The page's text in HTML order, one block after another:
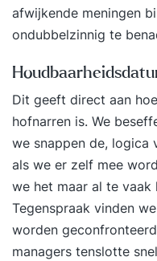
afwijkende meningen
ondubbelzinnig te
Dit geeft direct aan
hofnarren is. We
we snappen de, logica
als we er zelf mee
we het maar al te vaak
Tegenspraak vinden
worden
managers tenslotte